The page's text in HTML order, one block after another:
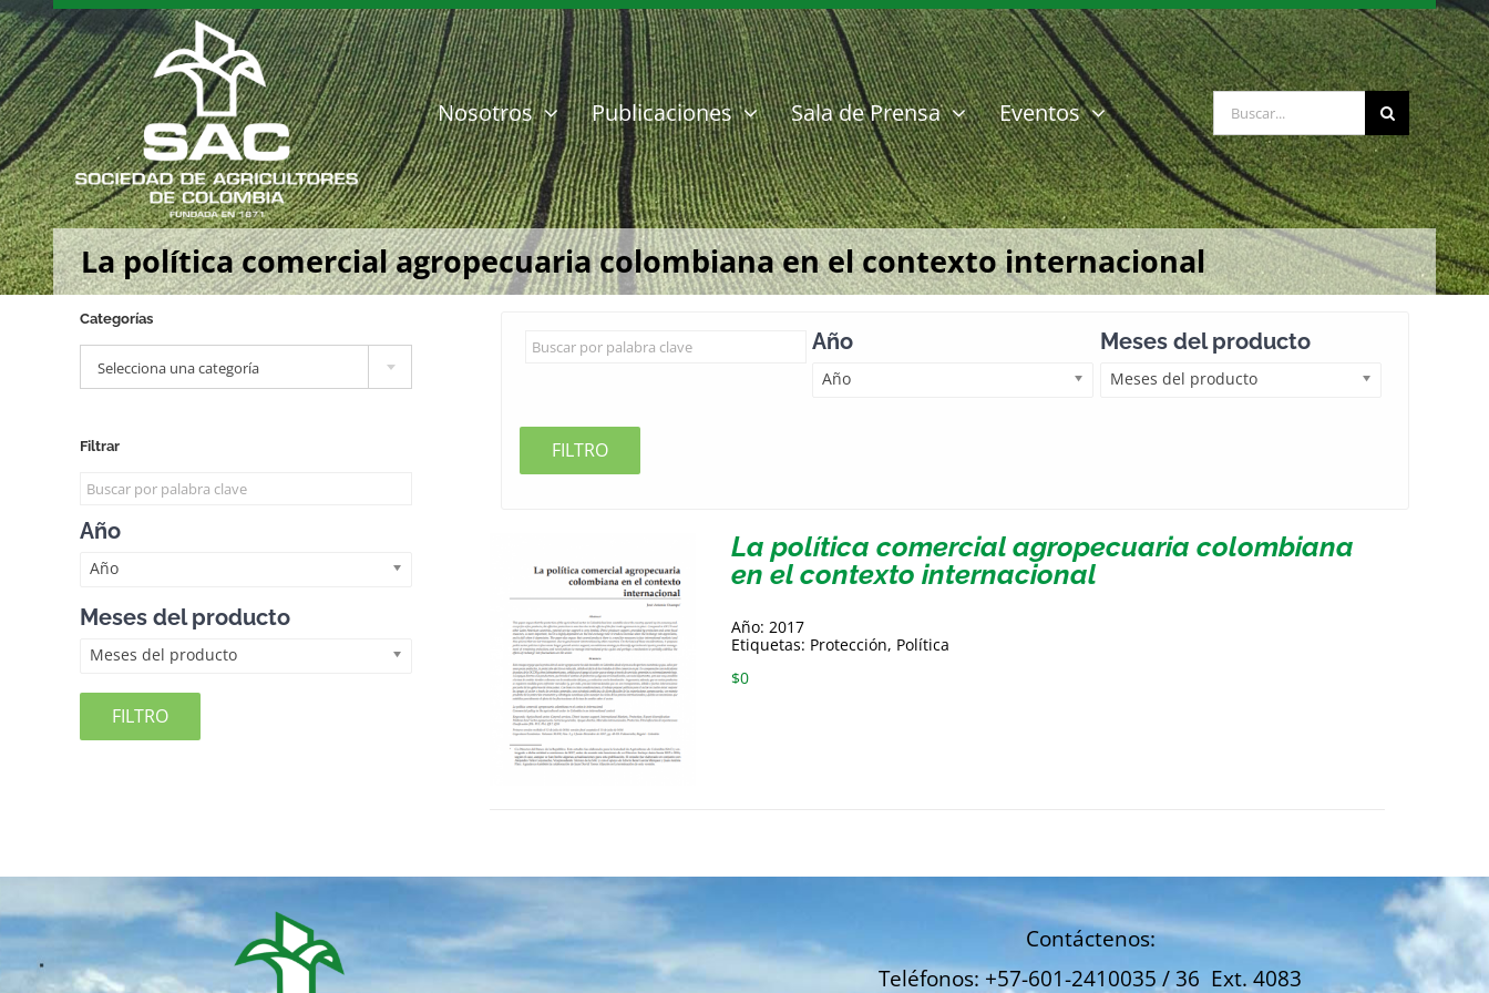
Saltar
al
contenido
Nosotros Publicaciones Sala de Prensa Eventos Buscar:
La política comercial agropecuaria colombiana en el contexto internacional
Año
Año
Meses del producto
Meses del producto
FILTRO
La política comercial agropecuaria colombiana
en el contexto internacional
Año: 2017
Etiquetas: Protección, Política
$0
Categorías
Selecciona una categoría
Filtrar
Año
Año
Meses del producto
Meses del producto
FILTRO
Contáctenos:
Teléfonos: +57-601-2410035 / 36 Ext. 4083